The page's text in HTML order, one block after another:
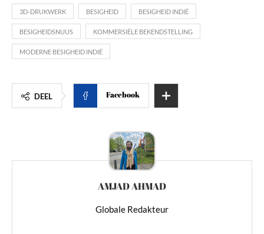
3D-DRUKWERK BESIGHEID BESIGHEID INDIË
BESIGHEIDSNUUS KOMMERSIËLE BEKENDSTELLING
MODERNE BESIGHEID INDIË
DEEL Facebook
AMJAD AHMAD
Globale Redakteur